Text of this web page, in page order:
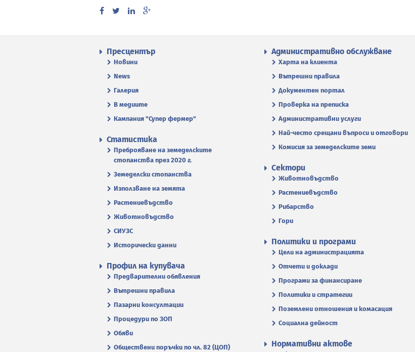
Пресцентър
Новини
News
Галерия
В медиите
Кампания "Супер фермер"
Административно обслужване
Харта на клиента
Вътрешни правила
Документен портал
Проверка на преписка
Административни услуги
Най-често срещани въпроси и отговори
Комисия за земеделските земи
Статистика
Преброяване на земеделските
стопанства през 2020 г.
Земеделски стопанства
Използване на земята
Растениевъдство
Животновъдство
СИУЗС
Исторически данни
Сектори
Животновъдство
Растениевъдство
Рибарство
Гори
Политики и програми
Цели на администрацията
Отчети и доклади
Програми за финансиране
Политики и стратегии
Поземлени отношения и комасация
Социална дейност
Профил на купувача
Предварителни обявления
Вътрешни правила
Пазарни консултации
Процедури по ЗОП
Обяви
Обществени поръчки по чл. 82 (ЦОП)
Нормативни актове